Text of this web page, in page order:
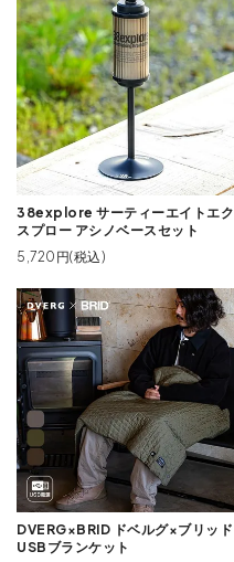
38explore サーティーエイトエク
スプロー アシノベースセット
5,720円(税込)
DVERG×BRID ドベルグ×ブリッド
USBブランケット